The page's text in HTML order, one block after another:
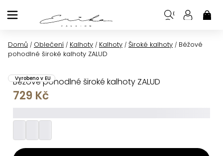
na
Domů / Oblečení / Kalhoty / Kalhoty / Široké kalhoty / Béžové
pohodlné široké kalhoty ZALUD
Béžové pohodlné široké kalhoty ZALUD
Vyrobeno v EU
729 Kč